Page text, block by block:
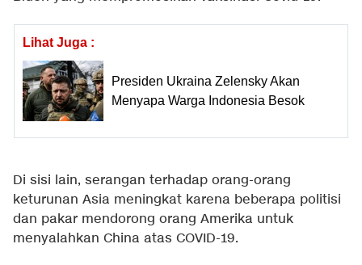
Lihat Juga :
Presiden Ukraina Zelensky Akan
Menyapa Warga Indonesia Besok
Di sisi lain, serangan terhadap orang-orang
keturunan Asia meningkat karena beberapa politisi
dan pakar mendorong orang Amerika untuk
menyalahkan China atas COVID-19.